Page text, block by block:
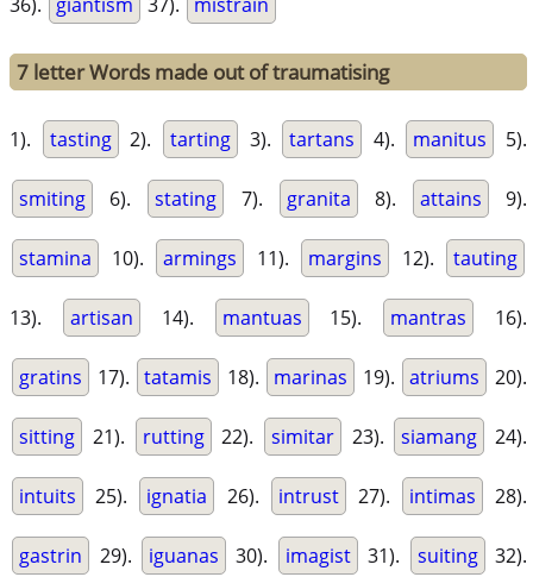
7 letter Words made out of traumatising
1). tasting 2). tarting 3). tartans 4). manitus 5).
smiting 6). stating 7). granita 8). attains 9).
stamina 10). armings 11). margins 12). tauting
13). artisan 14). mantuas 15). mantras 16).
gratins 17). tatamis 18). marinas 19). atriums 20).
sitting 21). rutting 22). simitar 23). siamang 24).
intuits 25). ignatia 26). intrust 27). intimas 28).
gastrin 29). iguanas 30). imagist 31). suiting 32).